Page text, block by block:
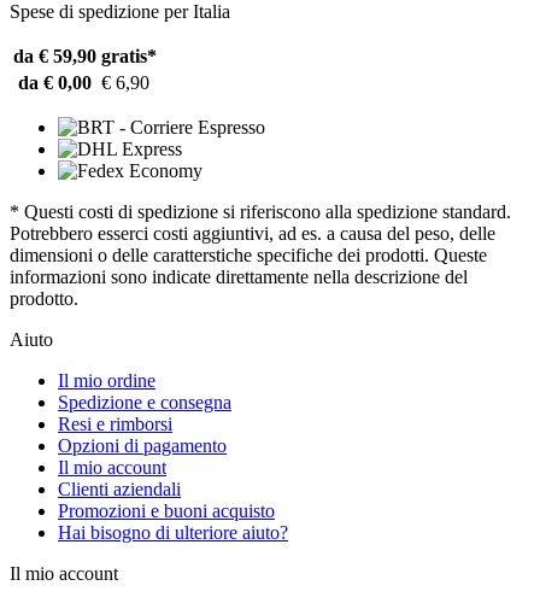
Spese di spedizione per Italia
da € 59,90 gratis*
da € 0,00 € 6,90
* Questi costi di spedizione si riferiscono alla spedizione standard.
Potrebbero esserci costi aggiuntivi, ad es. a causa del peso, delle
dimensioni o delle caratterstiche specifiche dei prodotti. Queste
informazioni sono indicate direttamente nella descrizione del
prodotto.
Aiuto
Il mio ordine
Spedizione e consegna
Resi e rimborsi
Opzioni di pagamento
Il mio account
Clienti aziendali
Promozioni e buoni acquisto
Hai bisogno di ulteriore aiuto?
Il mio account